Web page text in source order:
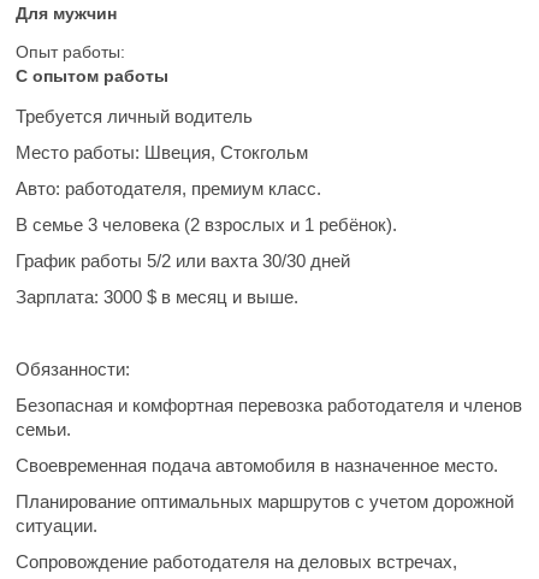
Для мужчин
Опыт работы:
С опытом работы
Требуется личный водитель
Место работы: Швеция, Стокгольм
Авто: работодателя, премиум класс.
В семье 3 человека (2 взрослых и 1 ребёнок).
График работы 5/2 или вахта 30/30 дней
Зарплата: 3000 $ в месяц и выше.
Обязанности:
Безопасная и комфортная перевозка работодателя и членов
семьи.
Своевременная подача автомобиля в назначенное место.
Планирование оптимальных маршрутов с учетом дорожной
ситуации.
Сопровождение работодателя на деловых встречах,